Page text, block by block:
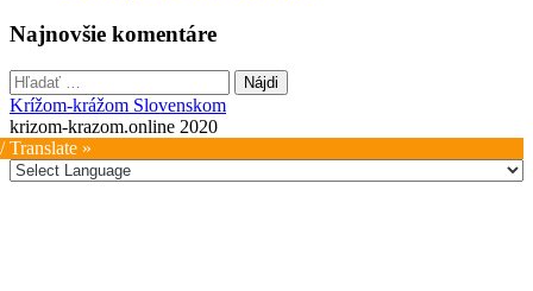
Najnovšie komentáre
Hľadať:
Krížom-krážom Slovenskom
krizom-krazom.online 2020
Translate »